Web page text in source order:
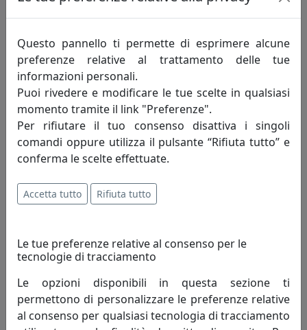
Sono tanti gli oggetti e i mobili che
bagno il mobile sotto lavabo è fra i più
ricercati, come la credenza in salotto o
magari lo specchio e l’appendiabiti
all’ingresso. Dal cassettone all’armadio,
dal lampadario al tavolino, se
adeguatamente armonizzato lo stile
perfettamente nei nostri ambienti.
Arredare significa dare un tocco di
personalità alla propria casa. Nella ricerca
dello stile più vicino ai propri gusti,
avvicinarsi lo shabby chic rappresenta
l’esaltazione del nostro animo romantico,
Questo pannello ti permette di esprimere alcune
preferenze relative al trattamento delle tue
informazioni personali.
Puoi rivedere e modificare le tue scelte in qualsiasi
momento tramite il link "Preferenze".
Per rifiutare il tuo consenso disattiva i singoli
comandi oppure utilizza il pulsante “Rifiuta tutto” e
conferma le scelte effettuate.
Accetta tutto Rifiuta tutto
Le tue preferenze relative al consenso per le
tecnologie di tracciamento
Le opzioni disponibili in questa sezione ti
permettono di personalizzare le preferenze relative
al consenso per qualsiasi tecnologia di tracciamento